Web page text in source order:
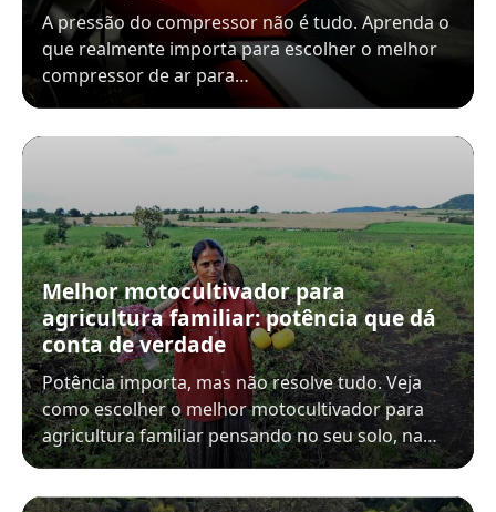
A pressão do compressor não é tudo. Aprenda o
que realmente importa para escolher o melhor
compressor de ar para…
Melhor motocultivador para
agricultura familiar: potência que dá
conta de verdade
Potência importa, mas não resolve tudo. Veja
como escolher o melhor motocultivador para
agricultura familiar pensando no seu solo, na…